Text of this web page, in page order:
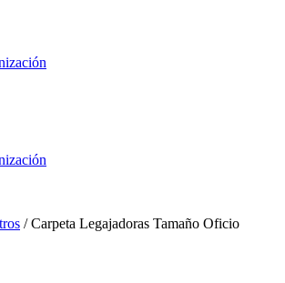
/ Carpeta Legajadoras Tamaño Oficio